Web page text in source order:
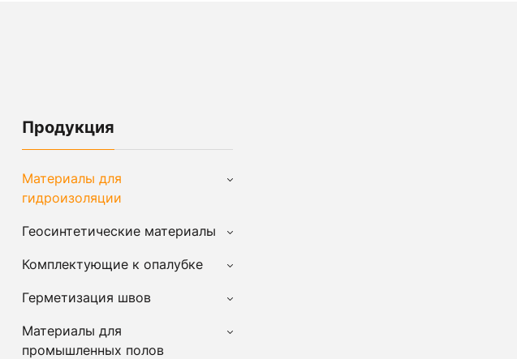
Продукция
Материалы для
гидроизоляции
Геосинтетические материалы
Комплектующие к опалубке
Герметизация швов
Материалы для
промышленных полов